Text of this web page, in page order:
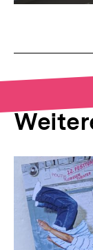
für
weitere
Inhalte